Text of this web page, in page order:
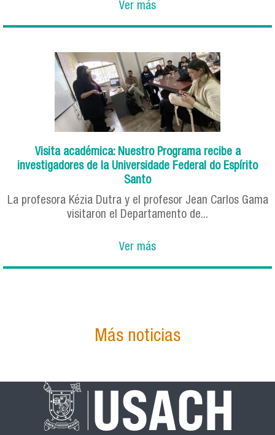
Ver más
Visita académica: Nuestro Programa recibe a
investigadores de la Universidade Federal do Espírito
Santo
La profesora Kézia Dutra y el profesor Jean Carlos Gama
visitaron el Departamento de...
Ver más
Más noticias